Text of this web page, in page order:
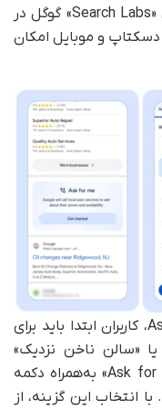
برای کاربران ثبت‌نام‌کرده در آزمایش‌های «Search Labs» گوگل در
و موبایل امکان
برای استفاده از گوگل ویژگی Ask for Me، کاربران ابتدا باید برای
«سالن ناخن نزدیک»
جست‌وجو کنند. پس‌از آن، گزینه «Ask for Me» به‌همراه دکمه
انتخاب این گزینه، از